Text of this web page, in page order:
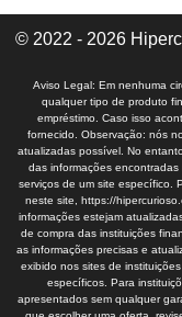
© 2022 - 2026
Aviso Legal: Em nenhuma
qualquer tipo de produto
empréstimo. Caso isso
fornecido. Observação: nós
atualizadas possível. No
das informações
serviços de um site específico.
neste site, https://
informações estejam
de compra das instituições
as informações precisas e
exibido nos sites de
específicos. Para
apresentados sem qualquer